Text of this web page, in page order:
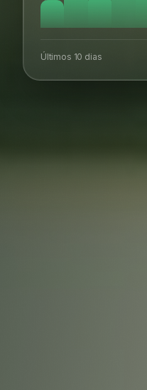
Últimos 10 dias